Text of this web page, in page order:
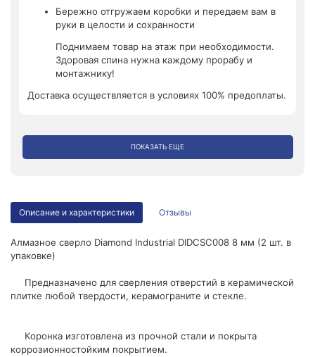
Бережно отгружаем коробки и передаем вам в
руки в целости и сохранности
Поднимаем товар на этаж при необходимости.
Здоровая спина нужна каждому прорабу и
монтажнику!
Доставка осуществляется в условиях 100% предоплаты.
ПОКАЗАТЬ ЕЩЕ
Описание и характеристики Отзывы
Алмазное сверло Diamond Industrial DIDCSC008 8 мм (2 шт. в
упаковке)
Предназначено для сверления отверстий в керамической
плитке любой твердости, керамограните и стекле.
Коронка изготовлена из прочной стали и покрыта
коррозионностойким покрытием.